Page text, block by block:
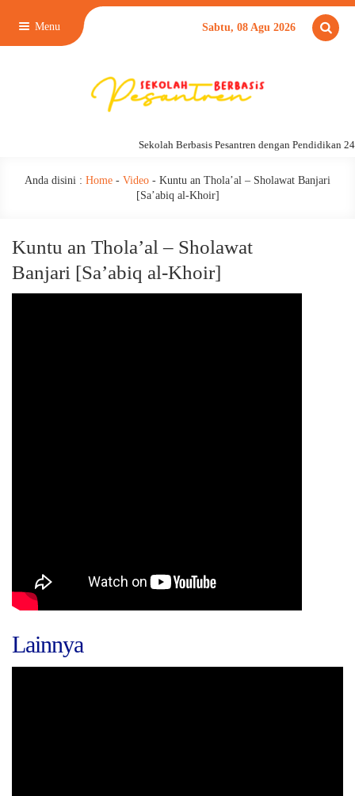
Menu Sabtu, 08 Agu 2026
Sekolah Berbasis Pesantren dengan Pendidikan
Anda disini : Home - Video - Kuntu an Thola’al – Sholawat Banjari
[Sa’abiq al-Khoir]
Kuntu an Thola’al – Sholawat
Banjari [Sa’abiq al-Khoir]
Lainnya